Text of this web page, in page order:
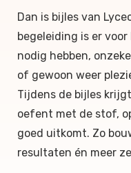
Dan is bijles van
begeleiding is er
nodig hebben,
of gewoon weer
Tijdens de bijles
oefent met de stof,
goed uitkomt. Zo
resultaten én meer